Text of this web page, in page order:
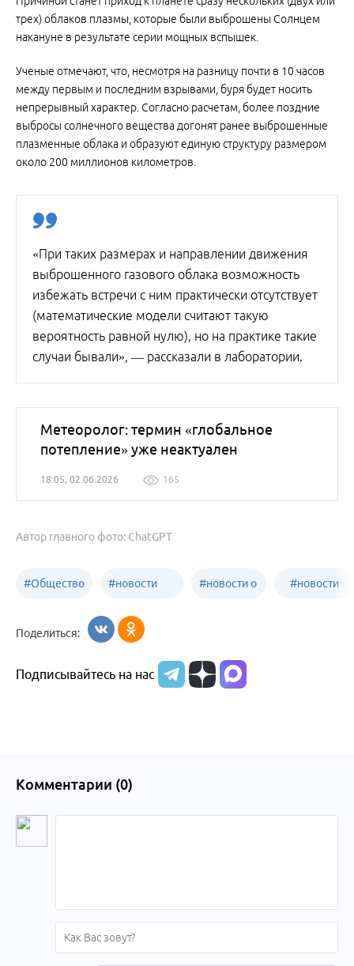
трех) облаков плазмы, которые были выброшены Солнцем
накануне в результате серии мощных вспышек.
Ученые отмечают, что, несмотря на разницу почти в 10 часов
между первым и последним взрывами, буря будет носить
непрерывный характер. Согласно расчетам, более поздние
выбросы солнечного вещества догонят ранее выброшенные
плазменные облака и образуют единую структуру размером
около 200 миллионов километров.
«При таких размерах и направлении движения
выброшенного газового облака возможность
избежать встречи с ним практически отсутствует
(математические модели считают такую
вероятность равной нулю), но на практике такие
случаи бывали», — рассказали в лаборатории.
Метеоролог: термин «глобальное
потепление» уже неактуален
18:05, 02.06.2026 165
Автор главного фото: ChatGPT
#Общество #новости
образования
#новости о
Алтайского
#новости
Поделиться:
Подписывайтесь на нас
Комментарии (0)